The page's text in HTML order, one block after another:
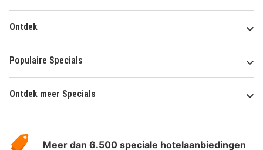
Ontdek
Populaire Specials
Ontdek meer Specials
HotelSpecials
Meer dan 6.500 speciale hotelaanbiedingen